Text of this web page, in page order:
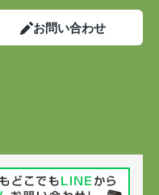
お問い合わせ